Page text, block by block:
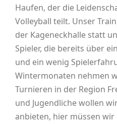
Haufen, der die
Volleyball teilt. Unser
der Kageneckhalle statt
Spieler, die bereits über
und ein wenig
Wintermonaten nehmen
Turnieren in der Region
und Jugendliche wollen
anbieten, hier müssen